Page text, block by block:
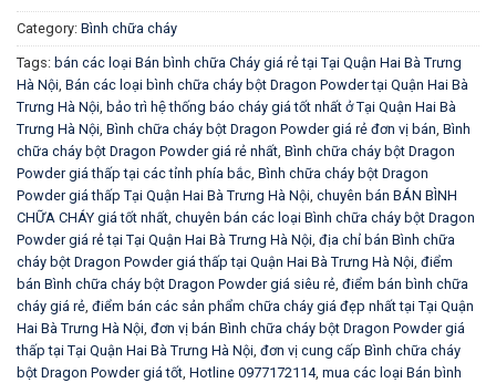
Category: Bình chữa cháy
Tags: bán các loại Bán bình chữa Cháy giá rẻ tại Tại Quận Hai Bà Trưng
Hà Nội, Bán các loại bình chữa cháy bột Dragon Powder tại Quận Hai Bà
Trưng Hà Nội, bảo trì hệ thống báo cháy giá tốt nhất ở Tại Quận Hai Bà
Trưng Hà Nội, Bình chữa cháy bột Dragon Powder giá rẻ đơn vị bán, Bình
chữa cháy bột Dragon Powder giá rẻ nhất, Bình chữa cháy bột Dragon
Powder giá thấp tại các tỉnh phía bắc, Bình chữa cháy bột Dragon
Powder giá thấp Tại Quận Hai Bà Trưng Hà Nội, chuyên bán BÁN BÌNH
CHỮA CHÁY giá tốt nhất, chuyên bán các loại Bình chữa cháy bột Dragon
Powder giá rẻ tại Tại Quận Hai Bà Trưng Hà Nội, địa chỉ bán Bình chữa
cháy bột Dragon Powder giá thấp tại Quận Hai Bà Trưng Hà Nội, điểm
bán Bình chữa cháy bột Dragon Powder giá siêu rẻ, điểm bán bình chữa
cháy giá rẻ, điểm bán các sản phẩm chữa cháy giá đẹp nhất tại Tại Quận
Hai Bà Trưng Hà Nội, đơn vị bán Bình chữa cháy bột Dragon Powder giá
thấp tại Tại Quận Hai Bà Trưng Hà Nội, đơn vị cung cấp Bình chữa cháy
bột Dragon Powder giá tốt, Hotline 0977172114, mua các loại Bán bình